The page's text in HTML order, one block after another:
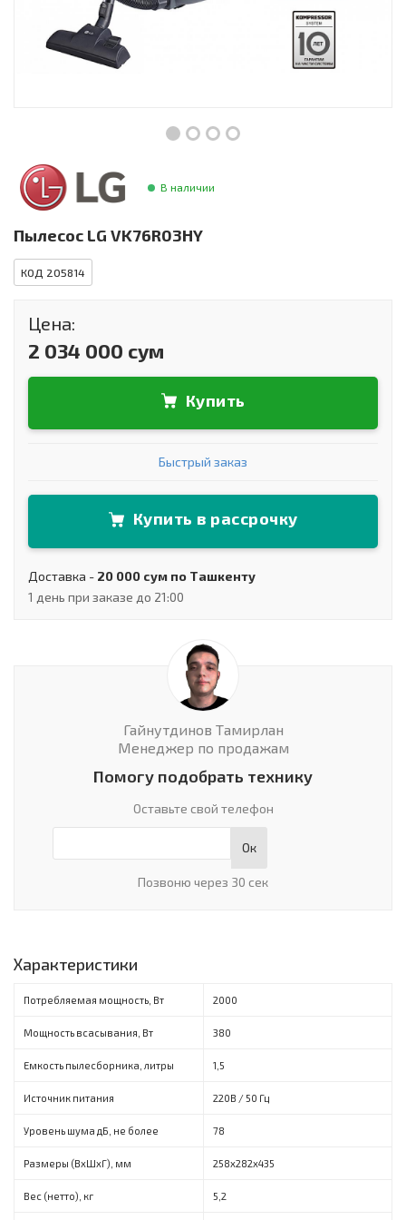
Инструменты и техника
Товары для дома
Сантехника В наличии
Пылесос LG VK76R03HY
КОД 205814
Цена:
2 034 000 сум
Купить
Быстрый заказ
Купить в рассрочку
Доставка - 20 000 сум по Ташкенту
1 день при заказе до 21:00
Гайнутдинов Тамирлан
Менеджер по продажам
Помогу подобрать технику
Оставьте свой телефон
Ок
Позвоню через 30 сек
Характеристики
Потребляемая мощность, Вт 2000
Мощность всасывания, Вт 380
Емкость пылесборника, литры 1,5
Источник питания 220B / 50 Гц
Уровень шума дБ, не более 78
Размеры (ВхШхГ), мм 258х282х435
Вес (нетто), кг 5,2